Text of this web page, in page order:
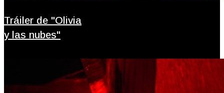
Tráiler de "Olivia
y las nubes"